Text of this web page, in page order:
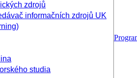
zdrojů
informačních zdrojů UK
studia